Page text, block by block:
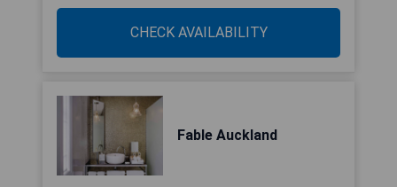
CHECK AVAILABILITY
Fable Auckland